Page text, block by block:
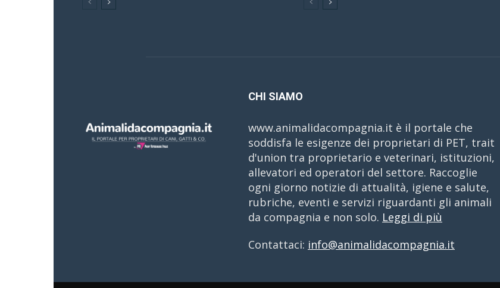
CHI SIAMO
www.animalidacompagnia.it è il portale che
soddisfa le esigenze dei proprietari di PET, trait
d'union tra proprietario e veterinari, istituzioni,
allevatori ed operatori del settore. Raccoglie
ogni giorno notizie di attualità, igiene e salute,
rubriche, eventi e servizi riguardanti gli animali
da compagnia e non solo. Leggi di più
Contattaci: info@animalidacompagnia.it